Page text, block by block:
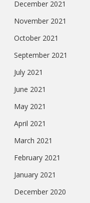
December 2021
November 2021
October 2021
September 2021
July 2021
June 2021
May 2021
April 2021
March 2021
February 2021
January 2021
December 2020